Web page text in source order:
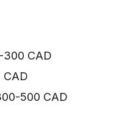
300 CAD
CAD
500 CAD